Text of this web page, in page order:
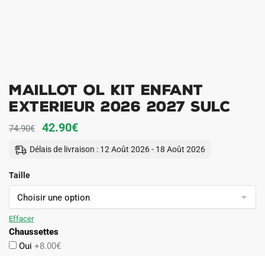
Maillot OL Kit Enfant
Exterieur 2026 2027 Sulc
74.90€
Le
prix
74.90€.
42.90€Le
prix
42.90€.
Délais de livraison : 12 Août 2026 - 18 Août 2026
Taille
Effacer
Chaussettes
Oui +8.00€